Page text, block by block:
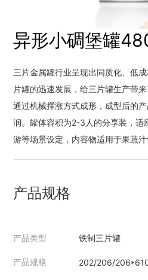
异形小碉堡罐
三片金属罐行业呈现出同质化、低
片罐的迅速发展，给三片罐生产带
通过机械撑涨方式成形，成型后的
润。罐体容积为2-3人的分享装，适
游等场景设定，内容物适用于果蔬汁
产品规格
产品类型 铁制三片罐
产品规格 202/206/